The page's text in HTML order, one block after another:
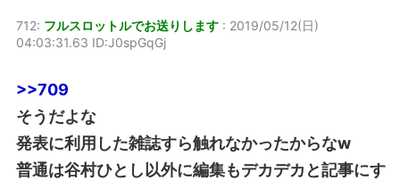
712: フルスロットルでお送りします : 2019/05/12(日)
04:03:31.63 ID:J0spGqGj
>>709
そうだよな
発表に利用した雑誌すら触れなかったからなw
普通は谷村ひとし以外に編集もデカデカと記事にす